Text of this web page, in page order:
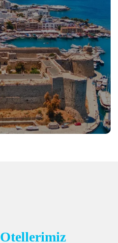
Otellerimiz